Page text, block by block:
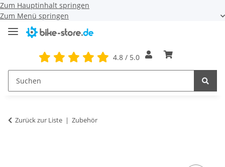
Zum Hauptinhalt springen
Zum Menü springen
4.8 / 5.0
Zurück zur Liste Zubehör